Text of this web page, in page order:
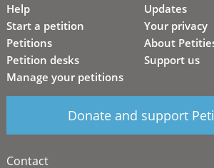
Help
Start a petition
Petitions
Petition desks
Manage your petitions
Updates
Your privacy
About
Support us
Donate and support
Contact